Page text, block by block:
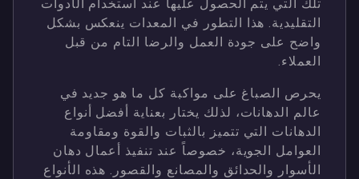
تلك التي يتم الحصول عليها عند استخدام الأدوات
التقليدية. هذا التطور في المعدات ينعكس بشكل
واضح على جودة العمل والرضا التام من قبل
العملاء.
يحرص الصباغ على مواكبة كل ما هو جديد في
عالم الدهانات، لذلك يختار بعناية أفضل أنواع
الدهانات التي تتميز بالثبات والقوة ومقاومة
العوامل الجوية، خصوصاً عند تنفيذ أعمال دهان
الأسوار والحدائق والمصانع والقصور. هذه الأنواع